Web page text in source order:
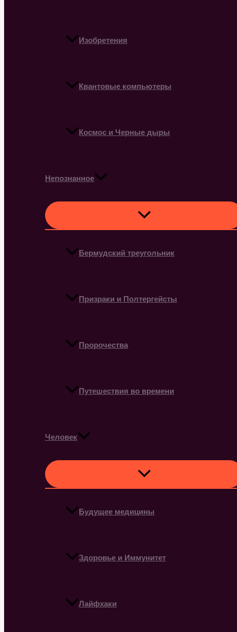
Изобретения
Квантовые компьютеры
Космос и Черные дыры
Непознанное
Бермудский треугольник
Призраки и Полтергейсты
Пророчества
Путешествия во времени
Человек
Будущее медицины
Здоровье и Иммунитет
Лайфхаки